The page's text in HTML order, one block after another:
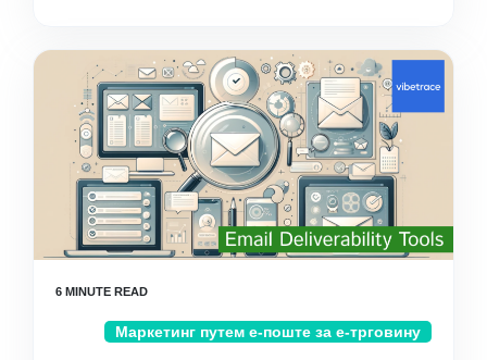
Маркетинг путем е-поште за е-трговину